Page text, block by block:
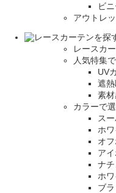
ビ
アウトレ
レースカ
人気特集
UV
遮
素
カラーで
ス
ホ
オ
ア
ナ
ホ
ブ